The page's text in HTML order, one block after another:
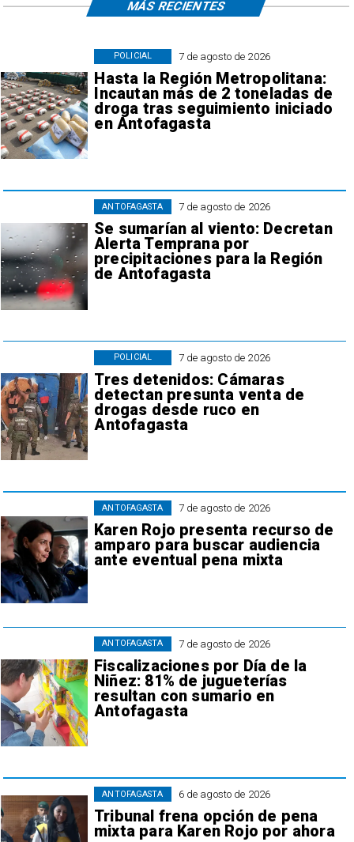
7 de agosto de 2026
Hasta la Región Metropolitana:
Incautan más de 2 toneladas de
droga tras seguimiento iniciado
en Antofagasta
POLICIAL
7 de agosto de 2026
Se sumarían al viento: Decretan
Alerta Temprana por
precipitaciones para la Región
de Antofagasta
ANTOFAGASTA
7 de agosto de 2026
Tres detenidos: Cámaras
detectan presunta venta de
drogas desde ruco en
Antofagasta
POLICIAL
7 de agosto de 2026
Karen Rojo presenta recurso de
amparo para buscar audiencia
ante eventual pena mixta
ANTOFAGASTA
7 de agosto de 2026
Fiscalizaciones por Día de la
Niñez: 81% de jugueterías
resultan con sumario en
Antofagasta
ANTOFAGASTA
6 de agosto de 2026
Tribunal frena opción de pena
mixta para Karen Rojo por ahora
ANTOFAGASTA
MÁS RECIENTES